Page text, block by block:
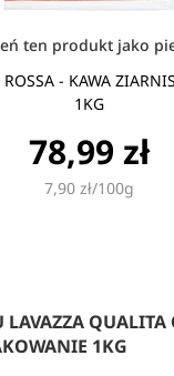
ten produkt jako
ROSSA - KAWA
1KG
78,99 zł
7,90 zł/100g
LAVAZZA QUALITA
1KG